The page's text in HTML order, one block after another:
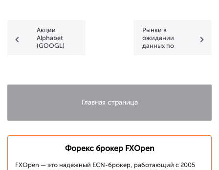
Акции
Alphabet
(GOOGL)
Рынки в
ожидании
данных по
Главная страница
Форекс брокер FXOpen
FXOpen — это надежный ECN-брокер, работающий с 2005